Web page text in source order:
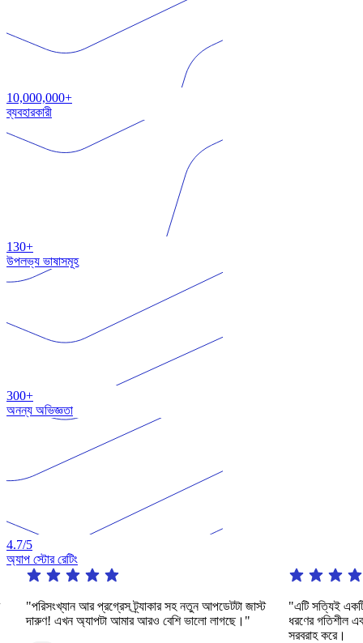
10,000,000+
ব্যবহারকারী
130+
উপলভ্য ভাষাসমূহ
300+
অনন্য অভিজ্ঞতা
4.7/5
অ্যাপ স্টোর রেটিং
"পরিসংখ্যান আর প্রগ্রেস ট্র্যাকার সহ নতুন আপডেটটা জাস্ট
দারুণ! এখন অ্যাপটা আমার আরও বেশি ভালো লাগছে।"
"এটি সত্যিই একটি
ধরণের গতিশীল এবং
সরবরাহ করে।